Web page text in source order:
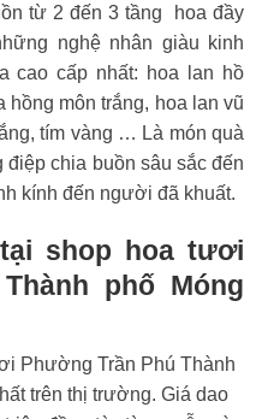
từ 2 đến 3 tầng hoa đầy
nghệ nhân giàu kinh
cao cấp nhất: hoa lan hồ
hồng môn trắng, hoa lan vũ
tím vàng … Là món quà
điệp chia buồn sâu sắc đến
kính đến người đã khuất.
shop hoa tươi
phố Móng
Phường Trần Phú Thành
trên thị trường. Giá dao